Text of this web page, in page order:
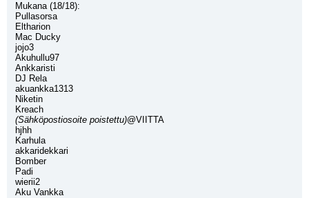
Mukana (18/18):
Pullasorsa
Eltharion
Mac Ducky
jojo3
Akuhullu97
Ankkaristi
DJ Rela
akuankka1313
Niketin
Kreach
(Sähköpostiosoite poistettu)@VIITTA
hjhh
Karhula
akkaridekkari
Bomber
Padi
wierii2
Aku Vankka